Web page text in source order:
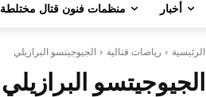
أخبار منظمات فنون قتال مختلطة‏
الرئيسية رياضات قتالية الجيوجيتسو البرازيلي
الجيوجيتسو البرازيلي